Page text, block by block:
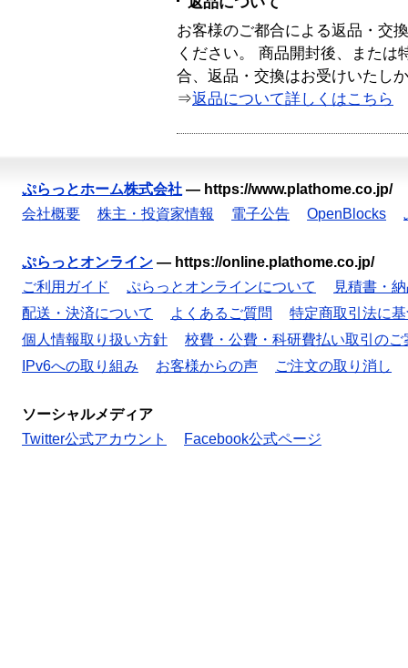
お客様のご都合による返品・交
ください。 商品開封後、または
合、返品・交換はお受けいたし
⇒返品について詳しくはこちら
ぷらっとホーム株式会社 — https://www.plathome.co.jp/
会社概要
株主・投資家情報 電子公告 OpenBlocks
ぷらっとオンライン — https://online.plathome.co.jp/
ご利用ガイド
ぷらっとオンラインについて
見積書・
配送・決済について
よくあるご質問
特定商取引法に
個人情報取り扱い方針
校費・公費・科研費払い取引のご
IPv6への取り組み
お客様からの声 ご注文の取り消し
ソーシャルメディア
Twitter公式アカウント
Facebook公式ページ